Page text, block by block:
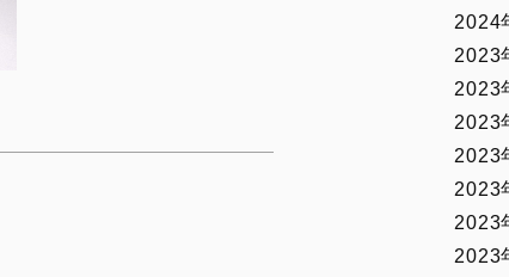
2024
2023
2023
2023
2023
2023
2023
2023